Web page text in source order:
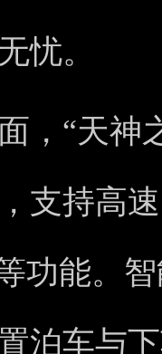
忧。
，“天神
支持高
功能。
泊车与